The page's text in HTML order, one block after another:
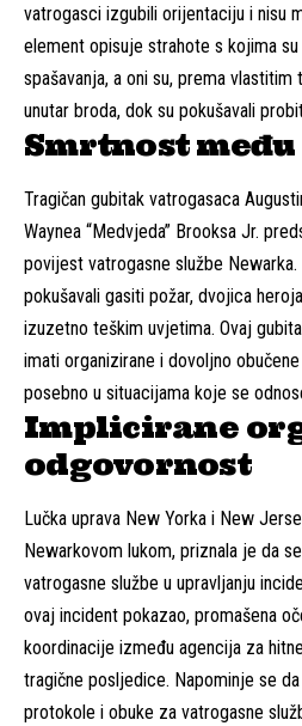
vatrogasci izgubili orijentaciju i nisu
element opisuje strahote s kojima
spašavanja, a oni su, prema vlastitim
unutar broda, dok su pokušavali
Smrtnost
Tragičan gubitak vatrogasaca
Waynea “Medvjeda” Brooksa Jr.
povijest vatrogasne službe
pokušavali gasiti požar, dvojica
izuzetno teškim uvjetima. Ovaj
imati organizirane i dovoljno
posebno u situacijama koje se
Implicirane
odgovornost
Lučka uprava New Yorka i New
Newarkovom lukom, priznala je da
vatrogasne službe u upravljanju
ovaj incident pokazao, promašena
koordinacije između agencija za
tragične posljedice. Napominje se
protokole i obuke za vatrogasne